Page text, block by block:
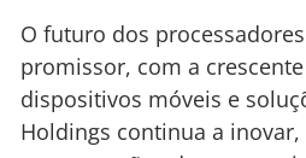
O futuro dos
promissor, com a
dispositivos móveis e
Holdings continua a